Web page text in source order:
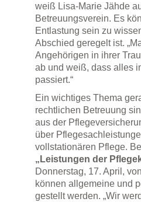
weiß Lisa-Marie Jähde
Betreuungsverein. Es
Entlastung sein zu
Abschied geregelt ist.
Angehörigen in ihrer
ab und weiß, dass alles
passiert.“
Ein wichtiges Thema
rechtlichen Betreuung
aus der
über
vollstationären Pflege.
„Leistungen der
Donnerstag, 17. April,
können allgemeine und
gestellt werden. „Wir